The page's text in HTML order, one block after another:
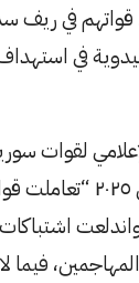
في ريف
في
لقوات
بتاريخ ٠٩ تشرين
فيما لاذ